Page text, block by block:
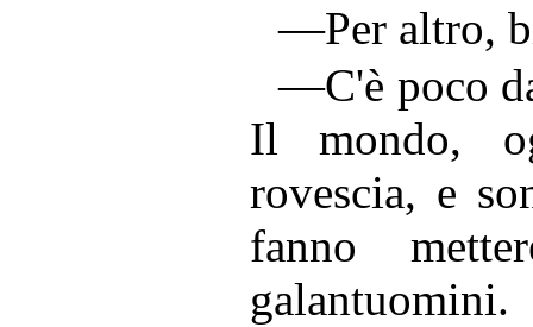
—Per altro,
—C'è poco
Il mondo,
rovescia, e
fanno
galantuomini.